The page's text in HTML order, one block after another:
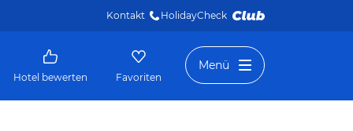
Kontakt HolidayCheck
Hotel bewerten Favoriten
Menü